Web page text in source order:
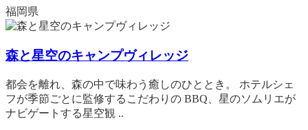
福岡県
森と星空のキャンプヴィレッジ
都会を離れ、森の中で味わう癒しのひととき。 ホテルシェ
フが季節ごとに監修するこだわりの BBQ、星のソムリエが
ナビゲートする星空観 ..